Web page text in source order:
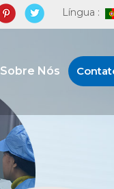
Língua :
Sobre Nós